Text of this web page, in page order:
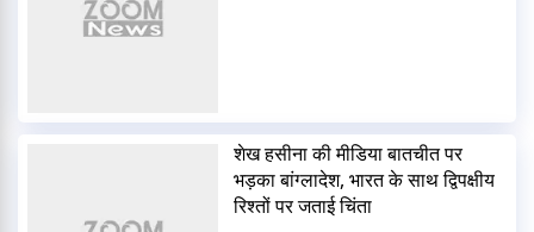
शेख हसीना की मीडिया बातचीत पर
भड़का बांग्लादेश, भारत के साथ द्विपक्षीय
रिश्तों पर जताई चिंता